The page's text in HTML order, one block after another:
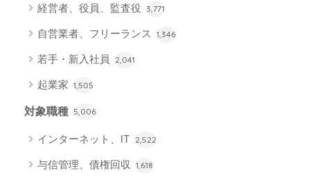
経営者、役員、監査役 3,771
自営業者、フリーランス 1,346
若手・新入社員 2,041
起業家 1,505
対象職種 5,006
インターネット、IT 2,522
与信管理、債権回収 1,618